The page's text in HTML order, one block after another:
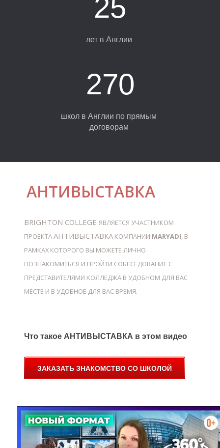
Е
Й
25
лет в Англии
270
школ в Англии по прямым
договорам
АНТИВЫСТАВКА
BRIGHTON COLLEGE ЯВЛЯЕТСЯ УЧАСТНИКОМ
ПРОЕКТААНТИВЫСТАВКА КОМПАНИИ MARYADI, В
РАМКАХ КОТОРОГО ВЫ МОЖЕТЕ ЛИЧНО
ПОЗНАКОМИТЬСЯ И ПРОЙТИ СОБЕСЕДОВАНИЕ С
ПРЕДСТАВИТЕЛЯМИ КОЛЛЕДЖА В УДОБНОМ ДЛЯ ВАС
МЕСТЕ И В УДОБНОЕ ДЛЯ ВАС ВРЕМЯ.
Что такое АНТИВЫСТАВКА в этом видео
ЗАКАЗАТЬ ЗНАКОМСТВО СО ШКОЛОЙ